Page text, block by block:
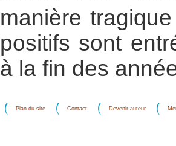
manière
positifs sont
à la fin des
Plan du site Contact Devenir auteur